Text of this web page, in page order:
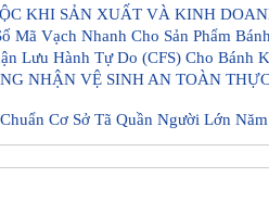
KHI SẢN XUẤT VÀ KINH
Mã Vạch Nhanh Cho Sản Phẩm
Lưu Hành Tự Do (CFS) Cho Bánh
NHẬN VỆ SINH AN TOÀN
Cơ Sở Tã Quần Người Lớn